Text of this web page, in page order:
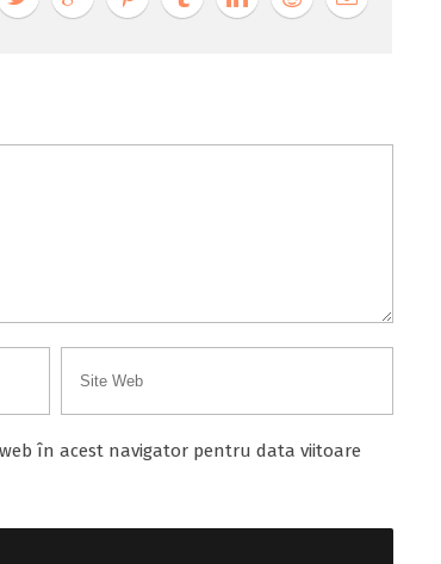
în acest navigator pentru data viitoare